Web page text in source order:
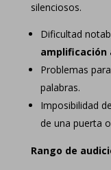
silenciosos.
Dificultad
amplificación
Problemas
palabras.
Imposibilidad
de una puerta
Rango de